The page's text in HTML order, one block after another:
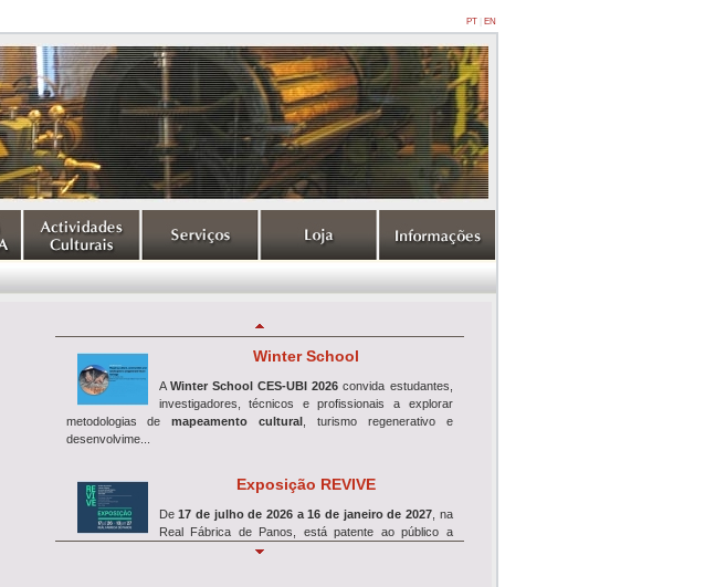
PT| EN
Winter School
A Winter School CES-UBI 2026 convida estudantes,
investigadores, técnicos e profissionais a explorar
metodologias demapeamento cultural , turismo regenerativo e
desenvolvime...
Exposição REVIVE
De17 de julho de 2026 a 16 de janeiro de 2027, na
Real Fábrica de Panos, está patente ao público a